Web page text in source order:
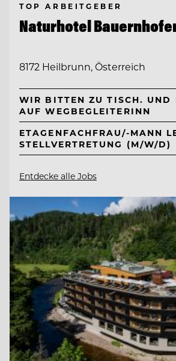
TOP ARBEITGEBER
Naturhotel
8172 Heilbrunn, Österreich
WIR BITTEN ZU TISCH. UND
AUF WEGBEGLEITERINN
ETAGENFACHFRAU/-MANN
STELLVERTRETUNG (M/W/D)
Entdecke alle Jobs